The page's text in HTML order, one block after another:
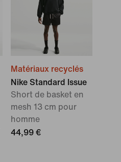
Matériaux recyclés
Nike Standard Issue
Short de basket en
mesh 13 cm pour
homme
44,99 €